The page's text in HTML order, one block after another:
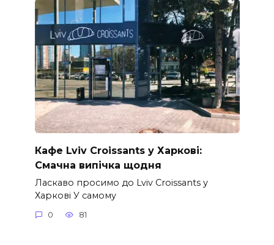
Кафе Lviv Croissants у Харкові:
Смачна випічка щодня
Ласкаво просимо до Lviv Croissants у
Харкові У самому
0 81